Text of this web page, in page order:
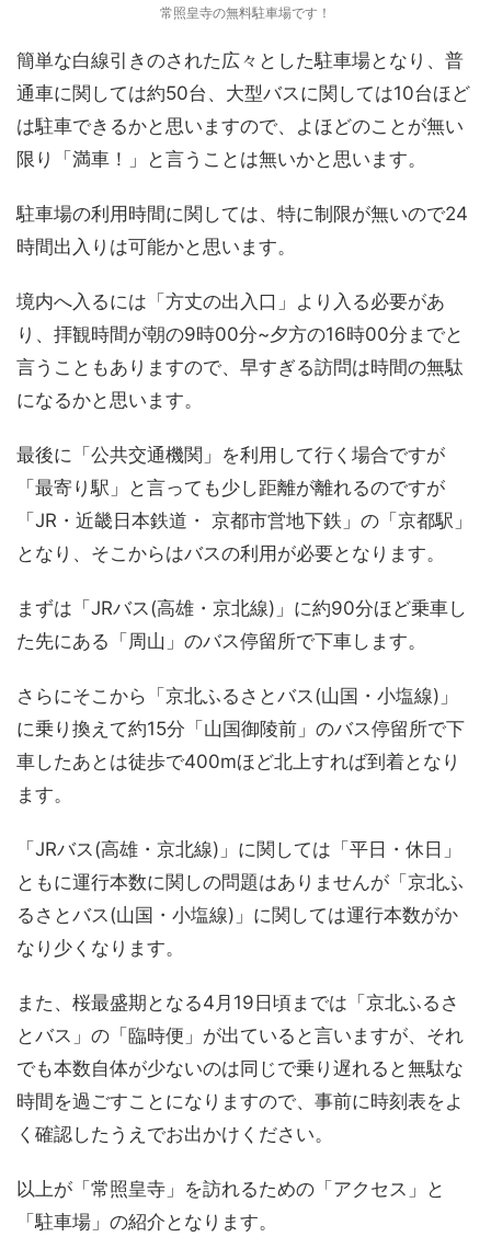
常照皇寺の無料駐車場です！
簡単な白線引きのされた広々とした駐車場となり、普
通車に関しては約50台、大型バスに関しては10台ほど
は駐車できるかと思いますので、よほどのことが無い
限り「満車！」と言うことは無いかと思います。
駐車場の利用時間に関しては、特に制限が無いので24
時間出入りは可能かと思います。
境内へ入るには「方丈の出入口」より入る必要があ
り、拝観時間が朝の9時00分~夕方の16時00分までと
言うこともありますので、早すぎる訪問は時間の無駄
になるかと思います。
最後に「公共交通機関」を利用して行く場合ですが
「最寄り駅」と言っても少し距離が離れるのですが
「JR・近畿日本鉄道・ 京都市営地下鉄」の「京都駅」
となり、そこからはバスの利用が必要となります。
まずは「JRバス(高雄・京北線)」に約90分ほど乗車し
た先にある「周山」のバス停留所で下車します。
さらにそこから「京北ふるさとバス(山国・小塩線)」
に乗り換えて約15分「山国御陵前」のバス停留所で下
車したあとは徒歩で400mほど北上すれば到着となり
ます。
「JRバス(高雄・京北線)」に関しては「平日・休日」
ともに運行本数に関しの問題はありませんが「京北ふ
るさとバス(山国・小塩線)」に関しては運行本数がか
なり少くなります。
また、桜最盛期となる4月19日頃までは「京北ふるさ
とバス」の「臨時便」が出ていると言いますが、それ
でも本数自体が少ないのは同じで乗り遅れると無駄な
時間を過ごすことになりますので、事前に時刻表をよ
く確認したうえでお出かけください。
以上が「常照皇寺」を訪れるための「アクセス」と
「駐車場」の紹介となります。